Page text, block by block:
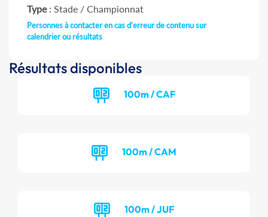
Type: Stade / Championnat
Personnes à contacter en cas d'erreur de contenu sur
calendrier ou résultats
Résultats disponibles
100m / CAF
100m / CAM
100m / JUF